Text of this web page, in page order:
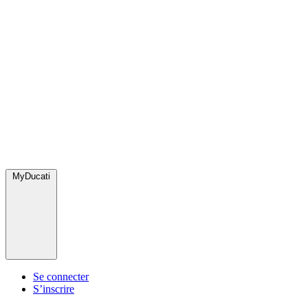
MyDucati
Se connecter
S’inscrire